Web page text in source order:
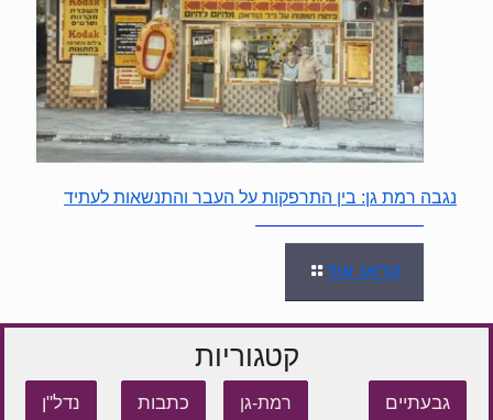
נגבה רמת גן: בין התרפקות על העבר והתנשאות לעתיד
קראו עוד
קטגוריות
גבעתיים רמת-גן כתבות נדל"ן